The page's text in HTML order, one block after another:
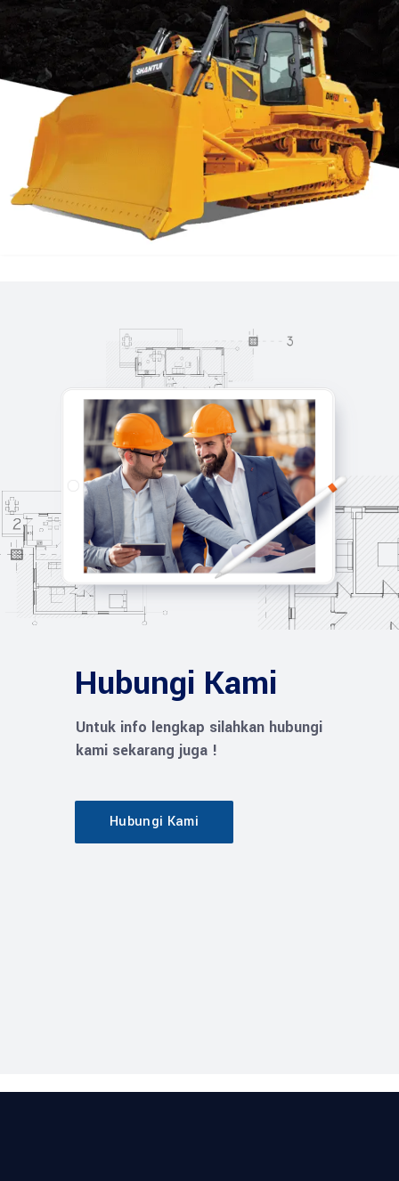
DOZER TOOLS
SHANTUI DH24
Find Out More
Hubungi Kami
Untuk info lengkap silahkan hubungi
kami sekarang juga !
Hubungi Kami